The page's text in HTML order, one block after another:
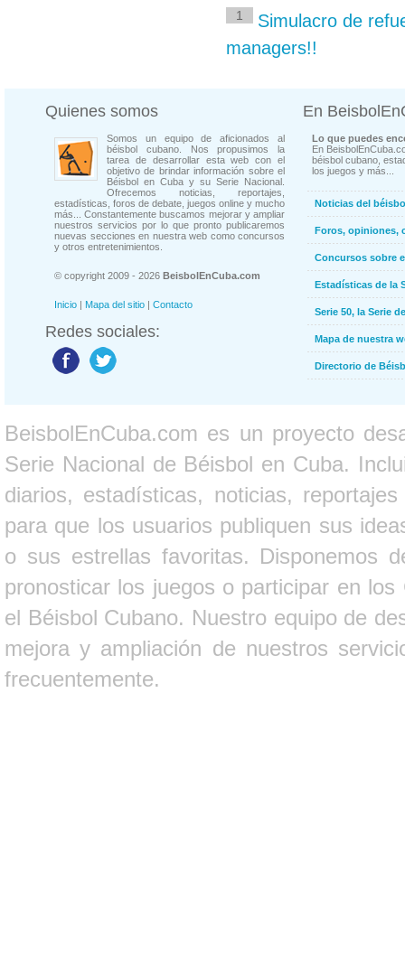
1
Simulacro de
managers!!
Quienes somos
Somos un equipo de aficionados al
béisbol cubano. Nos propusimos la
tarea de desarrollar esta web con el
objetivo de brindar información sobre el
Béisbol en Cuba y su Serie Nacional.
Ofrecemos noticias, reportajes,
estadísticas, foros de debate, juegos online y mucho
más... Constantemente buscamos mejorar y ampliar
nuestros servicios por lo que pronto publicaremos
nuevas secciones en nuestra web como concursos
y otros entretenimientos.
© copyright 2009 - 2026 BeisbolEnCuba.com
Inicio | Mapa del sitio | Contacto
Redes sociales:
En
Lo que puedes
En
béisbol cubano,
los juegos y más...
Noticias del
Foros, opiniones,
Concursos sobre
Estadísticas de la
Serie 50, la Serie
Mapa de nuestra
Directorio de
BeisbolEnCuba.com es un proyecto
Serie Nacional de Béisbol en Cuba.
diarios, estadísticas, noticias,
para que los usuarios publiquen sus
o sus estrellas favoritas. Disponemos
pronosticar los juegos o participar en
el Béisbol Cubano. Nuestro equipo de
mejora y ampliación de nuestros
frecuentemente.